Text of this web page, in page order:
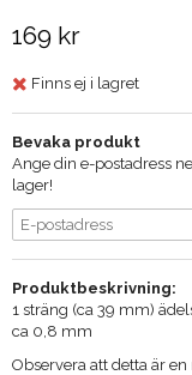
169 kr
Finns ej i lagret
Bevaka produkt
Ange din e-postadress
lager!
Produktbeskrivning:
1 sträng (ca 39 mm)
ca 0,8 mm
Observera att detta är